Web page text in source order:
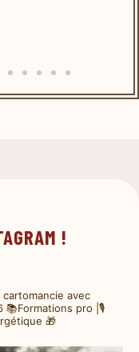
!
avec
📚Formations pro |🎙️
🎁